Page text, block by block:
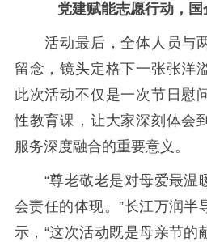
党建赋能志愿行动，
活动最后，全体人员与
留念，镜头定格下一张张洋
此次活动不仅是一次节日慰
性教育课，让大家深刻体会
服务深度融合的重要意义。
“尊老敬老是对母爱最温
会责任的体现。”长江万润半
示，“这次活动既是母亲节的